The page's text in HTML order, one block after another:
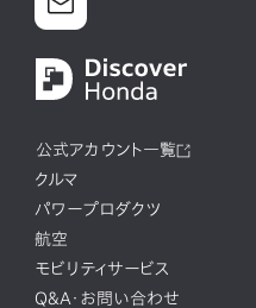
公式アカウント一覧
クルマ
パワープロダクツ
航空
モビリティサービス
Q&A・お問い合わせ